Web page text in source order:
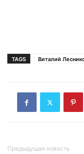
TAGS Виталий
Предыдущая новость